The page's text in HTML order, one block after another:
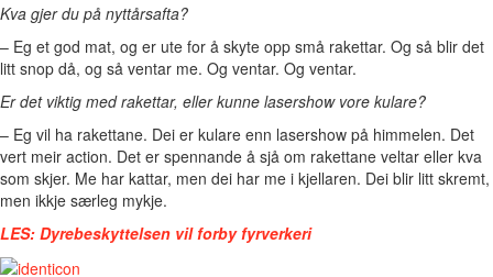
Kva gjer du på nyttårsafta?
– Eg et god mat, og er ute for å skyte opp små rakettar. Og så blir det
litt snop då, og så ventar me. Og ventar. Og ventar.
Er det viktig med rakettar, eller kunne lasershow vore kulare?
– Eg vil ha rakettane. Dei er kulare enn lasershow på himmelen. Det
vert meir action. Det er spennande å sjå om rakettane veltar eller kva
som skjer. Me har kattar, men dei har me i kjellaren. Dei blir litt skremt,
men ikkje særleg mykje.
LES: Dyrebeskyttelsen vil forby fyrverkeri